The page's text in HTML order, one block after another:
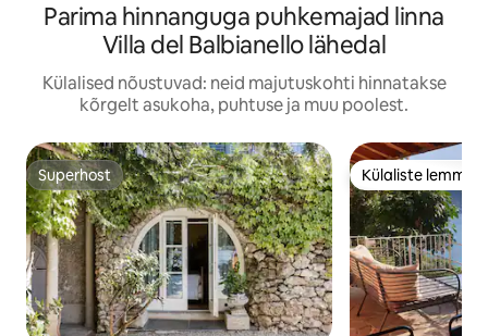
Parima hinnanguga puhkemajad linna
Villa del Balbianello lähedal
Külalised nõustuvad: neid majutuskohti hinnatakse
kõrgelt asukoha, puhtuse ja muu poolest.
Superhost
Superhost Külaliste lemmik
Külaliste lemmik